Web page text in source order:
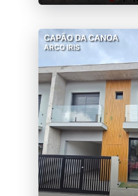
CAPÃO DA CANOA
ARCO IRIS